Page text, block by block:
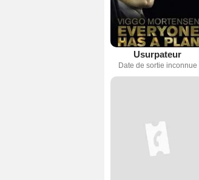
Usurpateur
Date de sortie inconnue